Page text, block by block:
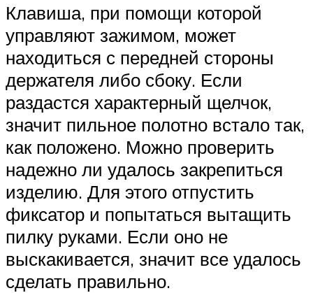
Клавиша, при помощи которой
управляют зажимом, может
находиться с передней стороны
держателя либо сбоку. Если
раздастся характерный щелчок,
значит пильное полотно встало так,
как положено. Можно проверить
надежно ли удалось закрепиться
изделию. Для этого отпустить
фиксатор и попытаться вытащить
пилку руками. Если оно не
выскакивается, значит все удалось
сделать правильно.